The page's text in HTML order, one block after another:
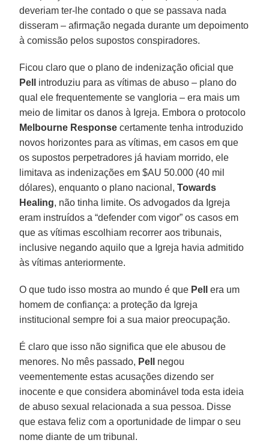
deveriam ter-lhe contado o que se passava nada
disseram – afirmação negada durante um depoimento
à comissão pelos supostos conspiradores.
Ficou claro que o plano de indenização oficial que
Pell
introduziu para as vítimas de abuso – plano do
qual ele frequentemente se vangloria – era mais um
meio de limitar os danos à Igreja. Embora o protocolo
Melbourne Response certamente tenha introduzido
novos horizontes para as vítimas, em casos em que
os supostos perpetradores já haviam morrido, ele
limitava as indenizações em $AU 50.000 (40 mil
dólares), enquanto o plano nacional,Towards
Healing, não tinha limite. Os advogados da Igreja
eram instruídos a “defender com vigor” os casos em
que as vítimas escolhiam recorrer aos tribunais,
inclusive negando aquilo que a Igreja havia admitido
às vítimas anteriormente.
O que tudo isso mostra ao mundo é que Pell
era um
homem de confiança: a proteção da Igreja
institucional sempre foi a sua maior preocupação.
É claro que isso não significa que ele abusou de
menores. No mês passado, Pell
negou
veementemente estas acusações dizendo ser
inocente e que considera abominável toda esta ideia
de abuso sexual relacionada a sua pessoa. Disse
que estava feliz com a oportunidade de limpar o seu
nome diante de um tribunal.